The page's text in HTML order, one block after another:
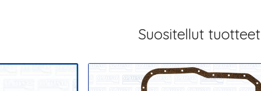
Suositellut tuotteet